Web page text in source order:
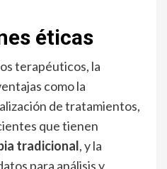
éticas
terapéuticos, la
como la
de tratamientos,
que tienen
tradicional, y la
para análisis y